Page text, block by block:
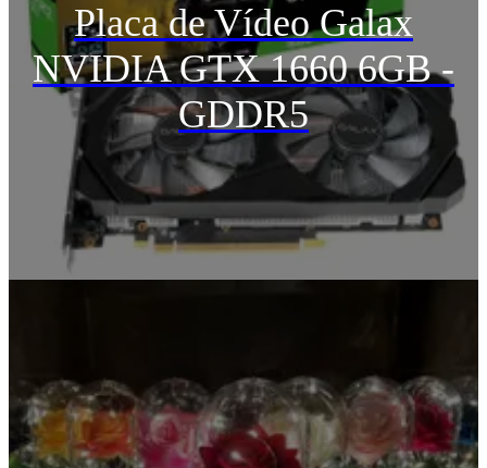
Placa de Vídeo Galax
NVIDIA GTX 1660 6GB -
GDDR5